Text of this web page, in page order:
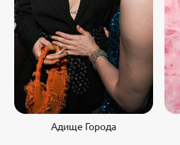
Адище Города